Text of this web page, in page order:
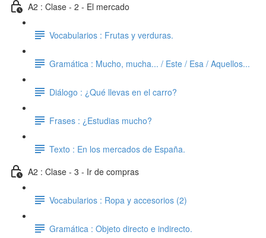
A2 : Clase - 2 - El mercado
Vocabularios : Frutas y verduras.
Gramática : Mucho, mucha... / Este / Esa / Aquellos...
Diálogo : ¿Qué llevas en el carro?
Frases : ¿Estudias mucho?
Texto : En los mercados de España.
A2 : Clase - 3 - Ir de compras
Vocabularios : Ropa y accesorios (2)
Gramática : Objeto directo e indirecto.